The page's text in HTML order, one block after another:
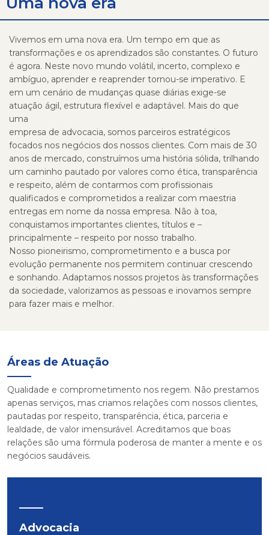
Vivemos em uma nova era. Um tempo em que as
transformações e os aprendizados são constantes. O futuro
é agora. Neste novo mundo volátil, incerto, complexo e
ambíguo, aprender e reaprender tornou-se imperativo. E
em um cenário de mudanças quase diárias exige-se
atuação ágil, estrutura flexível e adaptável. Mais do que
uma
empresa de advocacia, somos parceiros estratégicos
focados nos negócios dos nossos clientes. Com mais de 30
anos de mercado, construímos uma história sólida, trilhando
um caminho pautado por valores como ética, transparência
e respeito, além de contarmos com profissionais
qualificados e comprometidos a realizar com maestria
entregas em nome da nossa empresa. Não à toa,
conquistamos importantes clientes, títulos e –
principalmente – respeito por nosso trabalho.
Nosso pioneirismo, comprometimento e a busca por
evolução permanente nos permitem continuar crescendo
e sonhando. Adaptamos nossos projetos às transformações
da sociedade, valorizamos as pessoas e inovamos sempre
para fazer mais e melhor.
Áreas de Atuação
Qualidade e comprometimento nos regem. Não prestamos
apenas serviços, mas criamos relações com nossos clientes,
pautadas por respeito, transparência, ética, parceria e
lealdade, de valor imensurável. Acreditamos que boas
relações são uma fórmula poderosa de manter a mente e os
negócios saudáveis.
Advocacia